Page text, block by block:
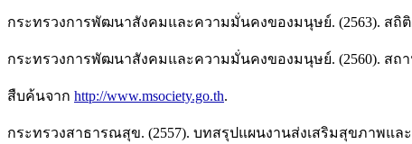
กระทรวงการพัฒนาสังคมและความมั่นคงของมนุษย์. (2563). สถิ
กระทรวงการพัฒนาสังคมและความมั่นคงของมนุษย์. (2560). สถ
สืบค้นจาก http://www.msociety.go.th.
กระทรวงสาธารณสุข. (2557). บทสรุปแผนงานส่งเสริมสุขภาพแล